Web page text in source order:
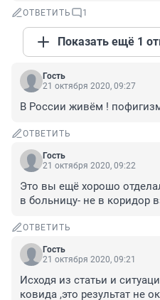
ОТВЕТИТЬ 1
Показать ещё 1
Гость
21 октября 2020, 09:27
В России живём !
ОТВЕТИТЬ
Гость
21 октября 2020, 09:22
Это вы ещё хорошо
в больницу- не в коридор
ОТВЕТИТЬ
Гость
21 октября 2020, 09:21
Исходя из статьи и
ковида ,это результат не